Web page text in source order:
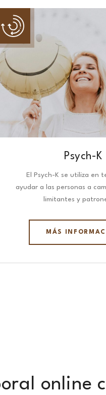
Psych-K
El Psych-K se utiliza en
ayudar a las personas a
limitantes y
MÁS
online